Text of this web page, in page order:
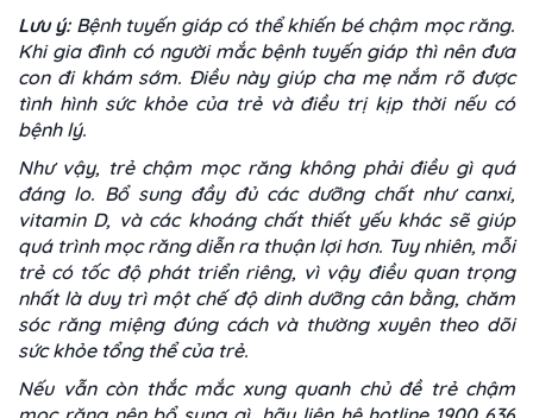
Lưu ý: Bệnh tuyến giáp có thể khiến bé chậm mọc răng.
Khi gia đình có người mắc bệnh tuyến giáp thì nên đưa
con đi khám sớm. Điều này giúp cha mẹ nắm rõ được
tình hình sức khỏe của trẻ và điều trị kịp thời nếu có
bệnh lý.
Như vậy, trẻ chậm mọc răng không phải điều gì quá
đáng lo. Bổ sung đầy đủ các dưỡng chất như canxi,
vitamin D, và các khoáng chất thiết yếu khác sẽ giúp
quá trình mọc răng diễn ra thuận lợi hơn. Tuy nhiên, mỗi
trẻ có tốc độ phát triển riêng, vì vậy điều quan trọng
nhất là duy trì một chế độ dinh dưỡng cân bằng, chăm
sóc răng miệng đúng cách và thường xuyên theo dõi
sức khỏe tổng thể của trẻ.
Nếu vẫn còn thắc mắc xung quanh chủ đề trẻ chậm